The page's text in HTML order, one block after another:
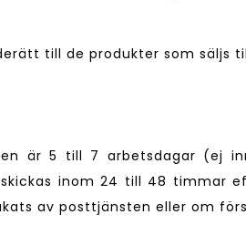
till de produkter som
är 5 till 7 arbetsdagar (ej
inom 24 till 48 timmar
av posttjänsten eller om